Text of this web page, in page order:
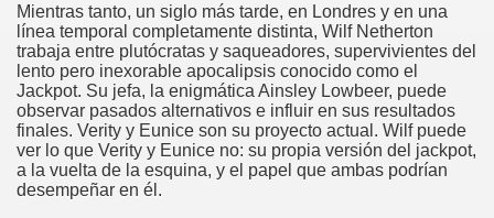
Mientras tanto, un siglo más tarde, en Londres y en una
línea temporal completamente distinta, Wilf Netherton
trabaja entre plutócratas y saqueadores, supervivientes del
lento pero inexorable apocalipsis conocido como el
Jackpot. Su jefa, la enigmática Ainsley Lowbeer, puede
observar pasados alternativos e influir en sus resultados
finales. Verity y Eunice son su proyecto actual. Wilf puede
ver lo que Verity y Eunice no: su propia versión del jackpot,
a la vuelta de la esquina, y el papel que ambas podrían
desempeñar en él.